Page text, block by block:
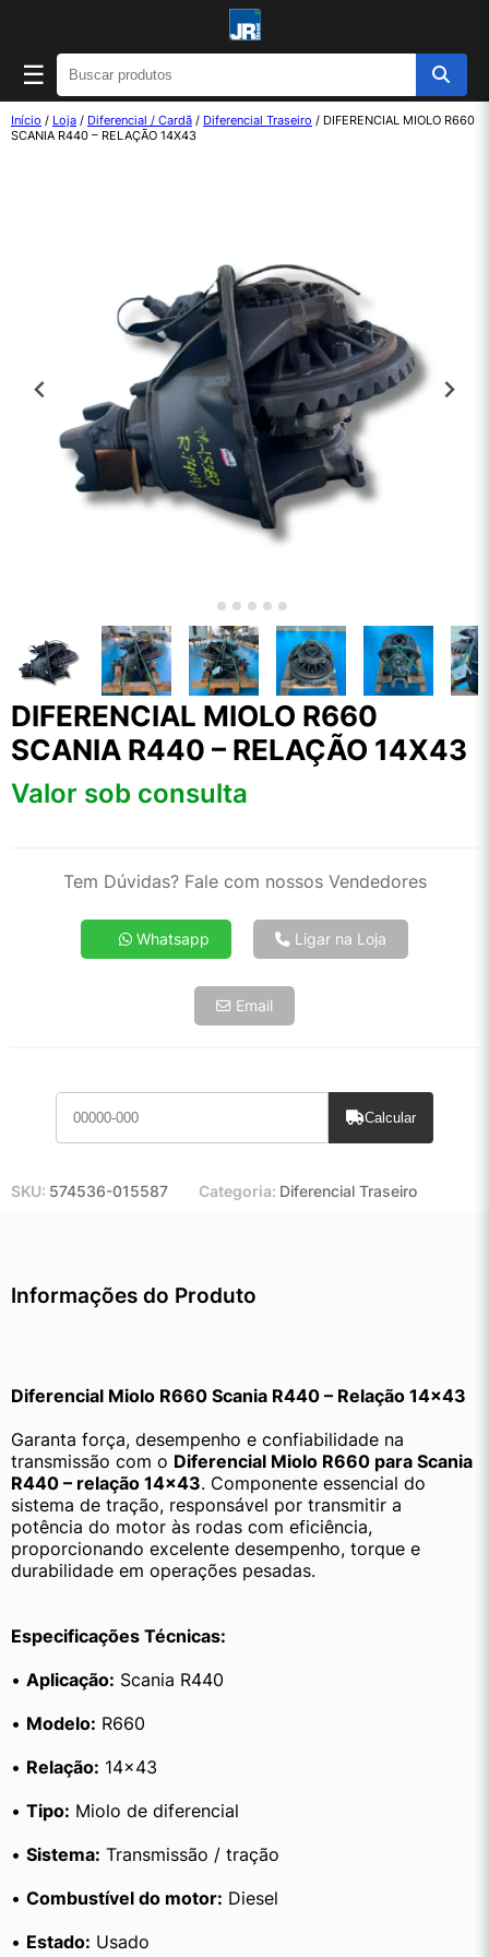
☰
Início / Loja / Diferencial / Cardã / Diferencial Traseiro / DIFERENCIAL MIOLO R660
SCANIA R440 – RELAÇÃO 14X43
DIFERENCIAL MIOLO R660
SCANIA R440 – RELAÇÃO 14X43
Valor sob consulta
Tem Dúvidas? Fale com nossos Vendedores
Whatsapp Ligar na Loja
Email
Calcular
SKU: 574536-015587 Categoria: Diferencial Traseiro
Informações do Produto
Diferencial Miolo R660 Scania R440 – Relação 14×43
Garanta força, desempenho e confiabilidade na
transmissão com o Diferencial Miolo R660 para Scania
R440 – relação 14×43. Componente essencial do
sistema de tração, responsável por transmitir a
potência do motor às rodas com eficiência,
proporcionando excelente desempenho, torque e
durabilidade em operações pesadas.
Especificações Técnicas:
• Aplicação: Scania R440
• Modelo: R660
• Relação: 14×43
• Tipo: Miolo de diferencial
• Sistema: Transmissão / tração
• Combustível do motor: Diesel
• Estado: Usado